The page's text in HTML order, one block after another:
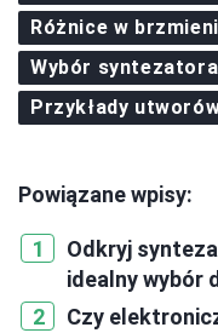
Różnice w
Wybór
Przykłady
Powiązane wpisy:
Odkryj
idealny wybór
Czy